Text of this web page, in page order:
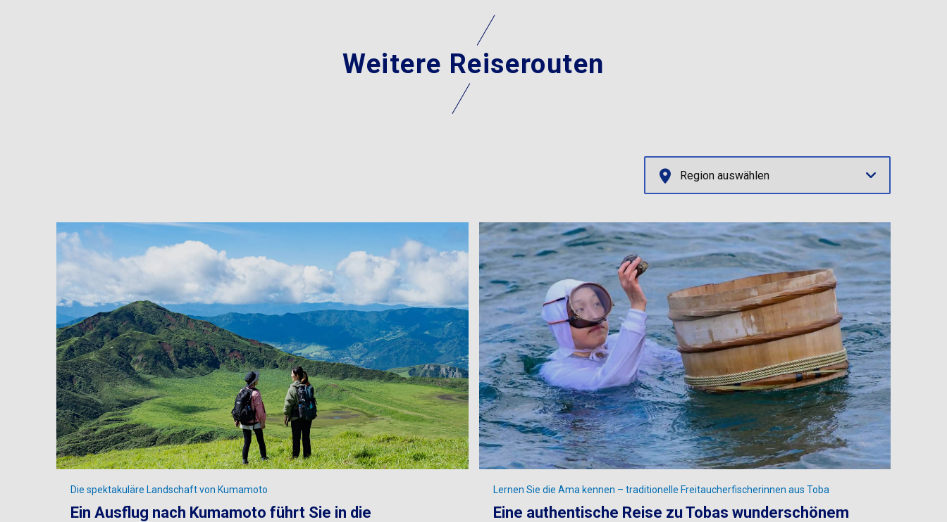
Weitere Reiserouten
Region auswählen
Ein Ausflug nach Kumamoto führt Sie in die
Die spektakuläre Landschaft von Kumamoto
Eine authentische Reise zu Tobas wunderschönem
Lernen Sie die Ama kennen – traditionelle Freitaucherfischerinnen aus Toba